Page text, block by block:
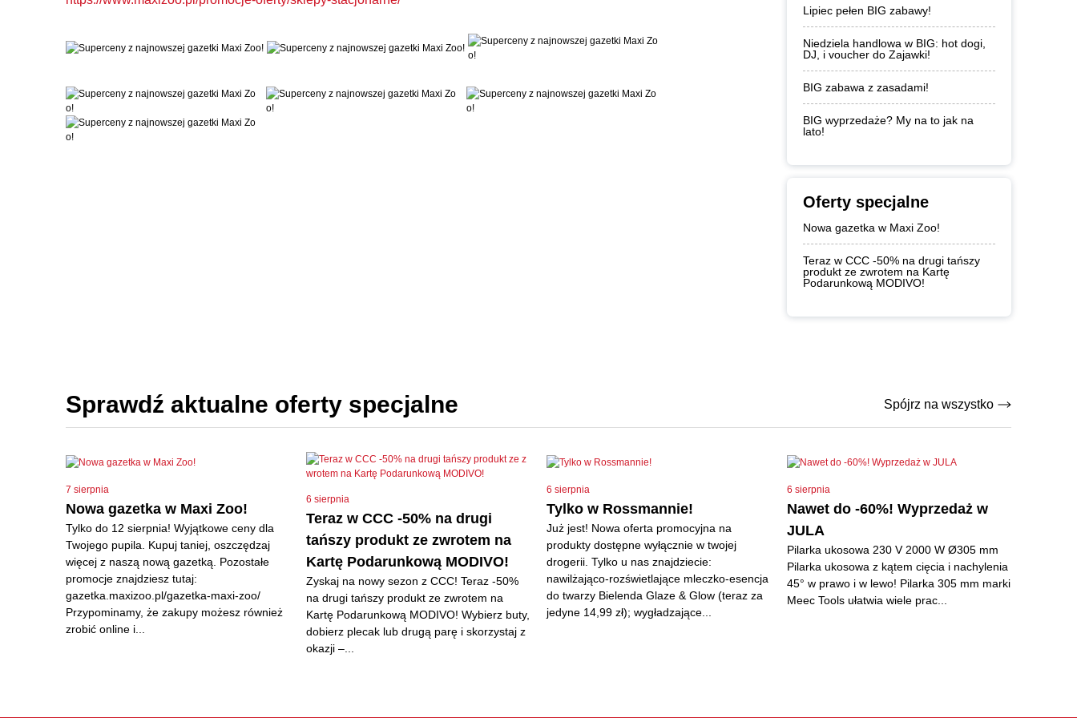
Lipiec pełen BIG zabawy!
Niedziela handlowa w BIG: hot dogi,
DJ, i voucher do Zajawki!
BIG zabawa z zasadami!
BIG wyprzedaże? My na to jak na
lato!
Oferty specjalne
Nowa gazetka w Maxi Zoo!
Teraz w CCC -50% na drugi tańszy
produkt ze zwrotem na Kartę
Podarunkową MODIVO!
Sprawdź aktualne oferty specjalne Spójrz na wszystko
7 sierpnia
Nowa gazetka w Maxi Zoo!
Tylko do 12 sierpnia! Wyjątkowe ceny dla
Twojego pupila. Kupuj taniej, oszczędzaj
więcej z naszą nową gazetką. Pozostałe
promocje znajdziesz tutaj:
gazetka.maxizoo.pl/gazetka-maxi-zoo/
Przypominamy, że zakupy możesz również
zrobić online i...
6 sierpnia
Teraz w CCC -50% na drugi
tańszy produkt ze zwrotem na
Kartę Podarunkową MODIVO!
Zyskaj na nowy sezon z CCC! Teraz -50%
na drugi tańszy produkt ze zwrotem na
Kartę Podarunkową MODIVO! Wybierz buty,
dobierz plecak lub drugą parę i skorzystaj z
okazji –...
6 sierpnia
Tylko w Rossmannie!
Już jest! Nowa oferta promocyjna na
produkty dostępne wyłącznie w twojej
drogerii. Tylko u nas znajdziecie:
nawilżająco-rozświetlające mleczko-esencja
do twarzy Bielenda Glaze & Glow (teraz za
jedyne 14,99 zł); wygładzające...
6 sierpnia
Nawet do -60%! Wyprzedaż w
JULA
Pilarka ukosowa 230 V 2000 W Ø305 mm
Pilarka ukosowa z kątem cięcia i nachylenia
45° w prawo i w lewo! Pilarka 305 mm marki
Meec Tools ułatwia wiele prac...